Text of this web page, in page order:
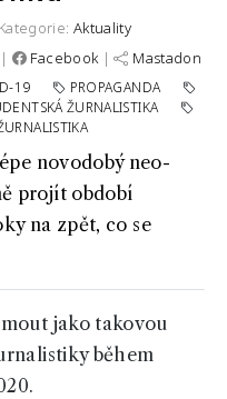
Kategorie: Aktuality
| Facebook | Mastadon
19
PROPAGANDA
ŽURNALISTIKA
novodobý neo-
projít období
na zpět, co se
jako takovou
během